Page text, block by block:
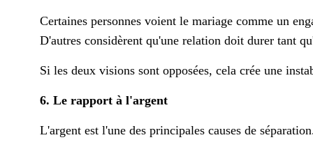
Certaines personnes voient le mariage comme un
D'autres considèrent qu'une relation doit durer tant
Si les deux visions sont opposées, cela crée une
6. Le rapport à l'argent
L'argent est l'une des principales causes de